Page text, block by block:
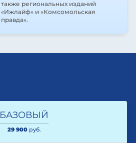
также региональных изданий
«Ижлайф» и «Комсомольская
правда».
БАЗОВЫЙ
29 900 руб.